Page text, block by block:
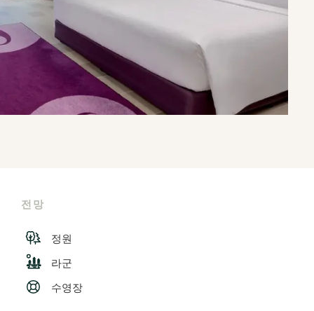
전망
정원
라군
수영장